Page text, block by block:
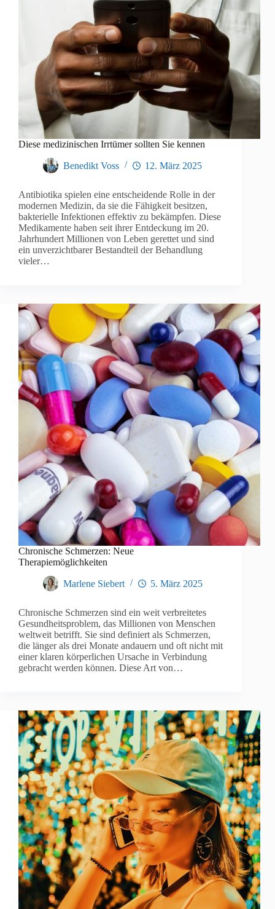
Diese medizinischen Irrtümer sollten Sie kennen
Benedikt Voss 12. März 2025
Antibiotika spielen eine entscheidende Rolle in der
modernen Medizin, da sie die Fähigkeit besitzen,
bakterielle Infektionen effektiv zu bekämpfen. Diese
Medikamente haben seit ihrer Entdeckung im 20.
Jahrhundert Millionen von Leben gerettet und sind
ein unverzichtbarer Bestandteil der Behandlung
vieler…
Chronische Schmerzen: Neue
Therapiemöglichkeiten
Marlene Siebert 5. März 2025
Chronische Schmerzen sind ein weit verbreitetes
Gesundheitsproblem, das Millionen von Menschen
weltweit betrifft. Sie sind definiert als Schmerzen,
die länger als drei Monate andauern und oft nicht mit
einer klaren körperlichen Ursache in Verbindung
gebracht werden können. Diese Art von…